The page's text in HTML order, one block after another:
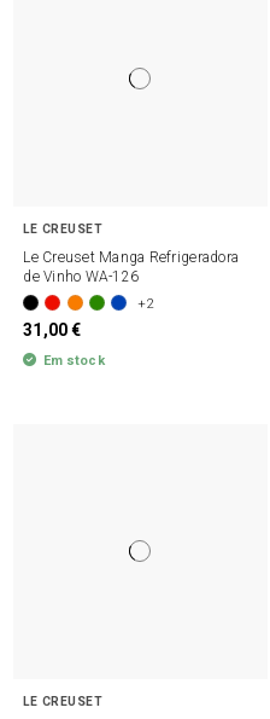
LE CREUSET
Le Creuset Manga Refrigeradora
de Vinho WA-126
+2
31,00 €
Em stock
LE CREUSET